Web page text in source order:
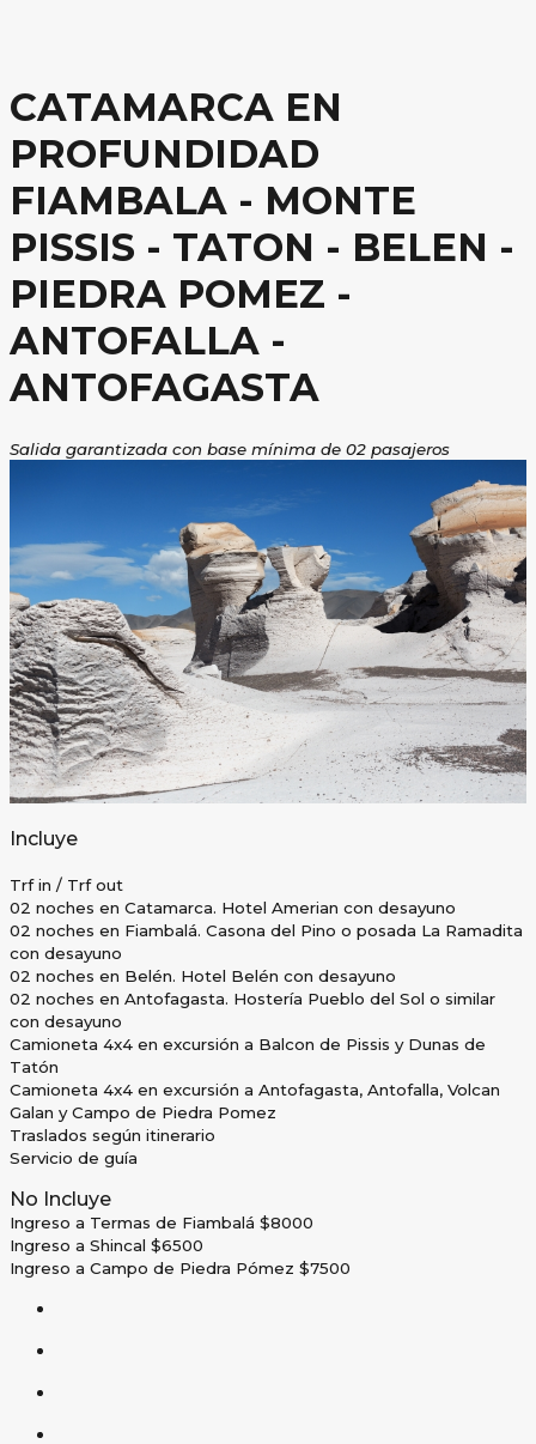
CATAMARCA EN
PROFUNDIDAD
FIAMBALA - MONTE
PISSIS - TATON - BELEN -
PIEDRA POMEZ -
ANTOFALLA -
ANTOFAGASTA
Salida garantizada con base mínima de 02 pasajeros
Incluye
Trf in / Trf out
02 noches en Catamarca. Hotel Amerian con desayuno
02 noches en Fiambalá. Casona del Pino o posada La Ramadita
con desayuno
02 noches en Belén. Hotel Belén con desayuno
02 noches en Antofagasta. Hostería Pueblo del Sol o similar
con desayuno
Camioneta 4x4 en excursión a Balcon de Pissis y Dunas de
Tatón
Camioneta 4x4 en excursión a Antofagasta, Antofalla, Volcan
Galan y Campo de Piedra Pomez
Traslados según itinerario
Servicio de guía
No Incluye
Ingreso a Termas de Fiambalá $8000
Ingreso a Shincal $6500
Ingreso a Campo de Piedra Pómez $7500